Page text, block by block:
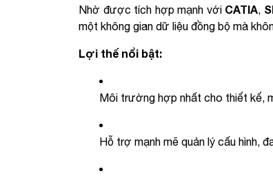
Nhờ được tích hợp mạnh với CATIA,
một không gian dữ liệu đồng bộ mà
Lợi thế nổi bật:
Môi trường hợp nhất cho thiết kế,
Hỗ trợ mạnh mẽ quản lý cấu hình,